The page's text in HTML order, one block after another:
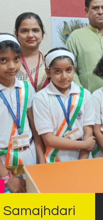
Samajhdari